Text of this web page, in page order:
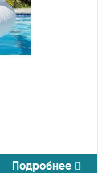
Подробнее